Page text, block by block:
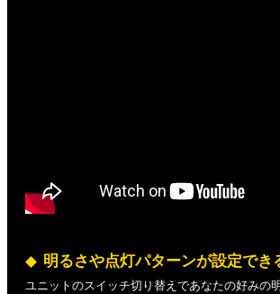
明るさや点灯パターンが設定でき
ユニットのスイッチ切り替えであなたの好みの